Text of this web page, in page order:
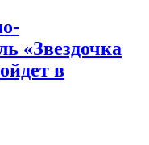
«Звездочка
в